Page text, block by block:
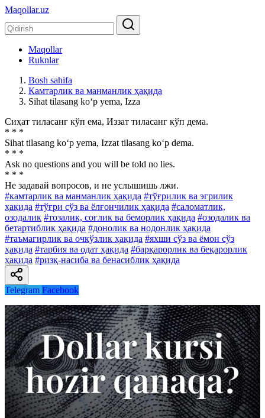
Maqollar.uz
Maqollar
Ruknlar
Bosh sahifa
Камтарлик ва манманлик ҳақида
Sihat tilasang ko‘p yema, Izza
Сиҳат тиласанг кўп ема, Иззат тиласанг кўп дема.
* * *
Sihat tilasang ko‘p yema, Izzat tilasang ko‘p dema.
* * *
Ask no questions and you will be told no lies.
* * *
He задавай вопросов, и не услышишь лжи.
#камтарлик ва манманлик ҳақида #тўғрилик ва эгрилик
ҳақида #тўғри сўз ва ёлғончилик ҳақида #саломатлик,
озодалик #тозалик, соғлик ва беморлик ҳақида #озодалик ва
бетартиблик ҳақида #донолик ва нодонлик ҳақида
#таъмагирлик ва очкўзлик ҳақида #яхши сўз ва ёмон сўз
ҳақида #тарбия ва одат ҳақида #барқарорлик ва беқарорлик
ҳақида #ризқ-насиба ва бенасиблик ҳақида
Telegram Facebook